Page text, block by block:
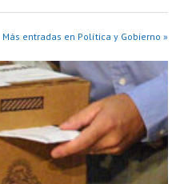
Más entradas en Política y Gobierno »